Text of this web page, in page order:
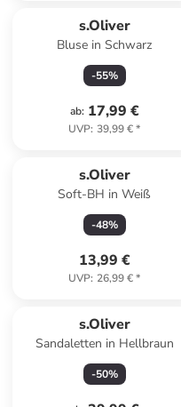
s.Oliver
Bluse in Schwarz
-55%
ab: 17,99 €
UVP: 39,99 €*
s.Oliver
Soft-BH in Weiß
-48%
13,99 €
UVP: 26,99 €*
s.Oliver
Sandaletten in Hellbraun
-50%